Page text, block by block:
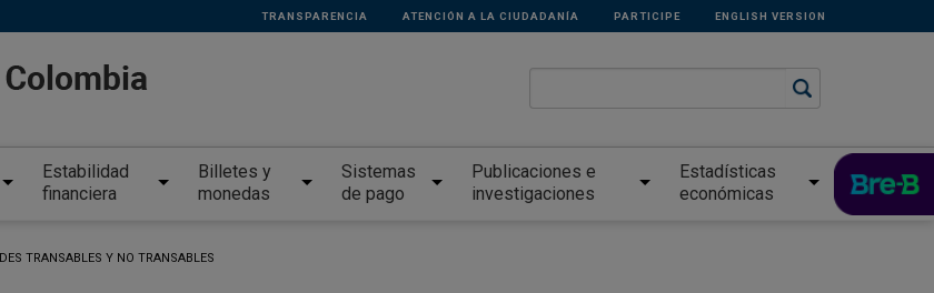
TRANSPARENCIA ATENCIÓN A LA CIUDADANÍA PARTICIPE ENGLISH VERSION
Estabilidad
financiera
Billetes y
monedas
Sistemas
de pago
Publicaciones e
investigaciones
Estadísticas
económicas
TRANSABLES Y NO TRANSABLES